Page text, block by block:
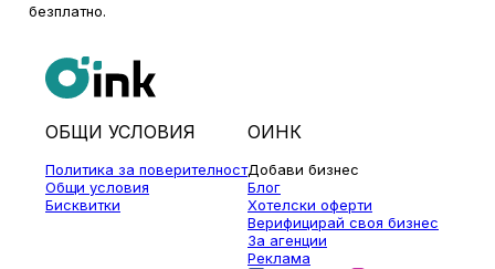
безплатно.
ОБЩИ УСЛОВИЯ
Политика за поверителност
Общи условия
Бисквитки
ОИНК
Добави бизнес
Блог
Хотелски оферти
Верифицирай своя бизнес
За агенции
Реклама